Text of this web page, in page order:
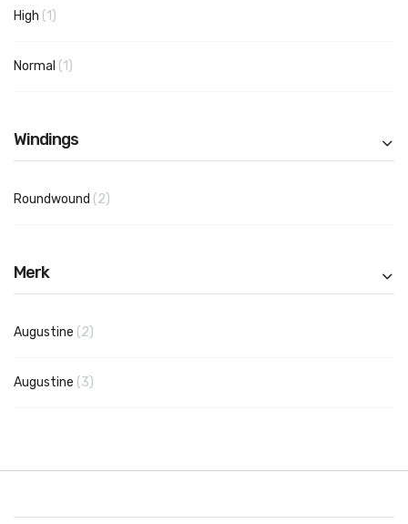
High 1product
Normal 1product
Windings
Roundwound 2producten
Merk
Augustine 2producten
Augustine 3producten